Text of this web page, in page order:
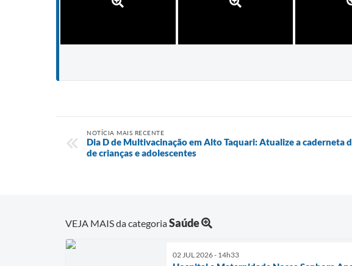
NOTÍCIA MAIS RECENTE
Dia D de Multivacinação em Alto Taquari: Atualize a caderneta
de crianças e adolescentes
VEJA MAIS da categoriaSaúde
02 JUL 2026 - 14h33